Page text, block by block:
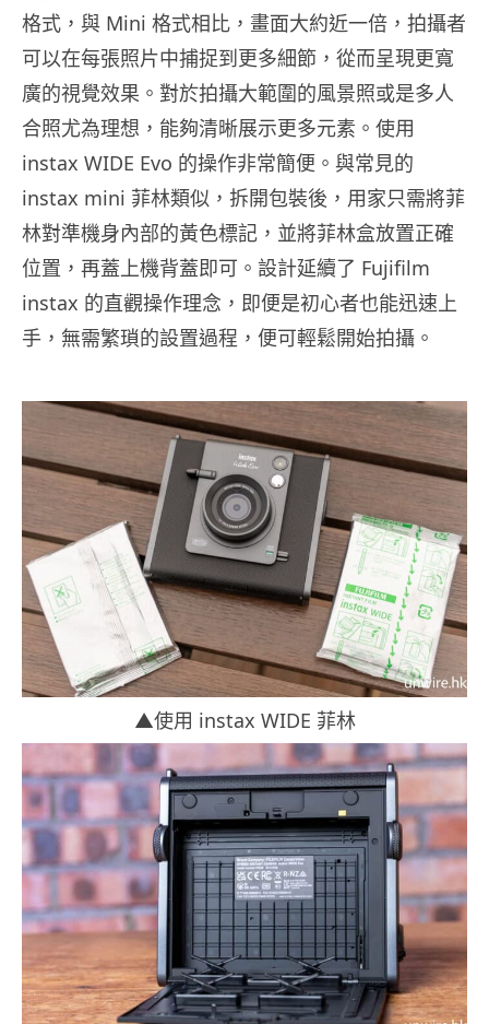
格式，與 Mini 格式相比，畫面大約近一倍，拍攝者
可以在每張照片中捕捉到更多細節，從而呈現更寬
廣的視覺效果。對於拍攝大範圍的風景照或是多人
合照尤為理想，能夠清晰展示更多元素。使用
instax WIDE Evo 的操作非常簡便。與常見的
instax mini 菲林類似，拆開包裝後，用家只需將菲
林對準機身內部的黃色標記，並將菲林盒放置正確
位置，再蓋上機背蓋即可。設計延續了 Fujifilm
instax 的直觀操作理念，即便是初心者也能迅速上
手，無需繁瑣的設置過程，便可輕鬆開始拍攝。
▲使用 instax WIDE 菲林